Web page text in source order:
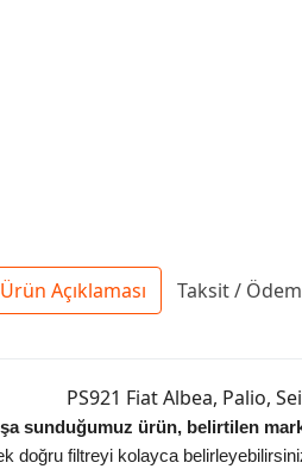
Ürün Açıklaması Taksit /
PS921 Fiat Albea, Palio,
sunduğumuz ürün, belirtilen
doğru filtreyi kolayca